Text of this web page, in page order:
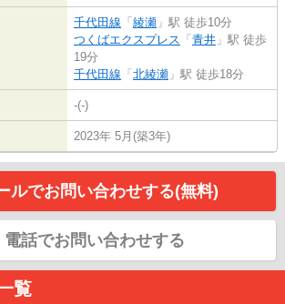
千代田線 「 綾瀬 」駅 徒歩10分
つくばエクスプレス 「 青井 」駅 徒歩
19分
千代田線 「 北綾瀬 」駅 徒歩18分
-(-)
2023年 5月(築3年)
ルでお問い合わせする(無料)
電話でお問い合わせする
覧